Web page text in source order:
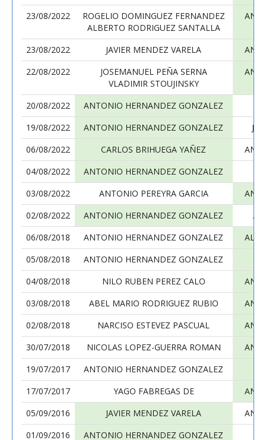
23/08/2022
ROGELIO DOMINGUEZ FERNANDEZ
ALBERTO RODRIGUEZ SANTALLA
23/08/2022 JAVIER MENDEZ VARELA
22/08/2022
JOSEMANUEL PEÑA SERNA
VLADIMIR STOUJINSKY
20/08/2022
ANTONIO HERNANDEZ GONZALEZ
19/08/2022
ANTONIO HERNANDEZ GONZALEZ
06/08/2022
CARLOS BRIHUEGA YAÑEZ
04/08/2022
ANTONIO HERNANDEZ GONZALEZ
03/08/2022
ANTONIO PEREYRA GARCIA
02/08/2022
ANTONIO HERNANDEZ GONZALEZ
06/08/2018
ANTONIO HERNANDEZ GONZALEZ
05/08/2018
ANTONIO HERNANDEZ GONZALEZ
04/08/2018
NILO RUBEN PEREZ CALO
03/08/2018
ABEL MARIO RODRIGUEZ RUBIO
02/08/2018
NARCISO ESTEVEZ PASCUAL
30/07/2018
NICOLAS LOPEZ-GUERRA ROMAN
19/07/2017
ANTONIO HERNANDEZ GONZALEZ
17/07/2017
YAGO FABREGAS DE
05/09/2016
JAVIER MENDEZ VARELA
01/09/2016
ANTONIO HERNANDEZ GONZALEZ